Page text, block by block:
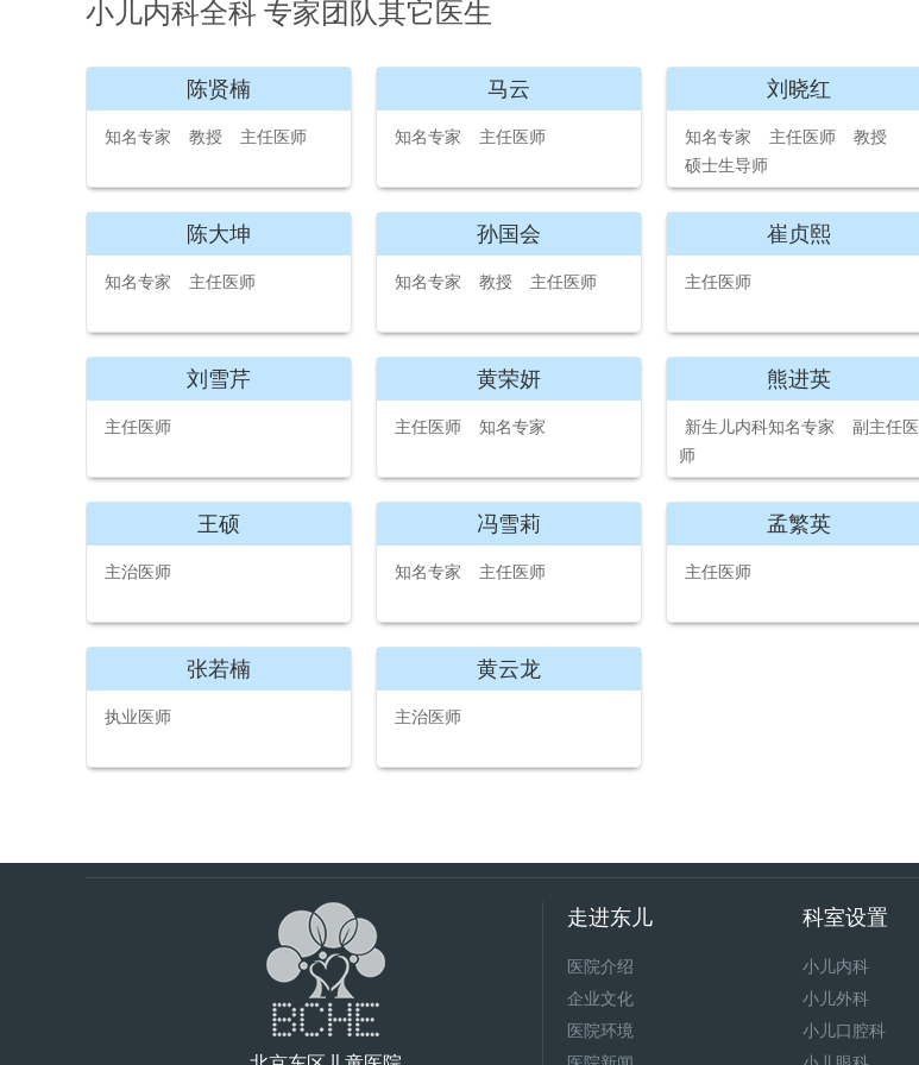
小儿内科全科 专家团队其它医生
陈贤楠
知名专家 教授 主任医师
马云
知名专家 主任医师
刘晓红
知名专家 主任医师
教授
硕士生导师
陈大坤
知名专家 主任医师
孙国会
知名专家 教授 主任医师
崔贞熙
主任医师
刘雪芹
主任医师
黄荣妍
主任医师 知名专家
熊进英
新生儿内科知名专家
副主任医
师
王硕
主治医师
冯雪莉
知名专家 主任医师
孟繁英
主任医师
张若楠
执业医师
黄云龙
主治医师
走进东儿
医院介绍
企业文化
医院环境
科室设置
小儿内科
小儿外科
小儿口腔科